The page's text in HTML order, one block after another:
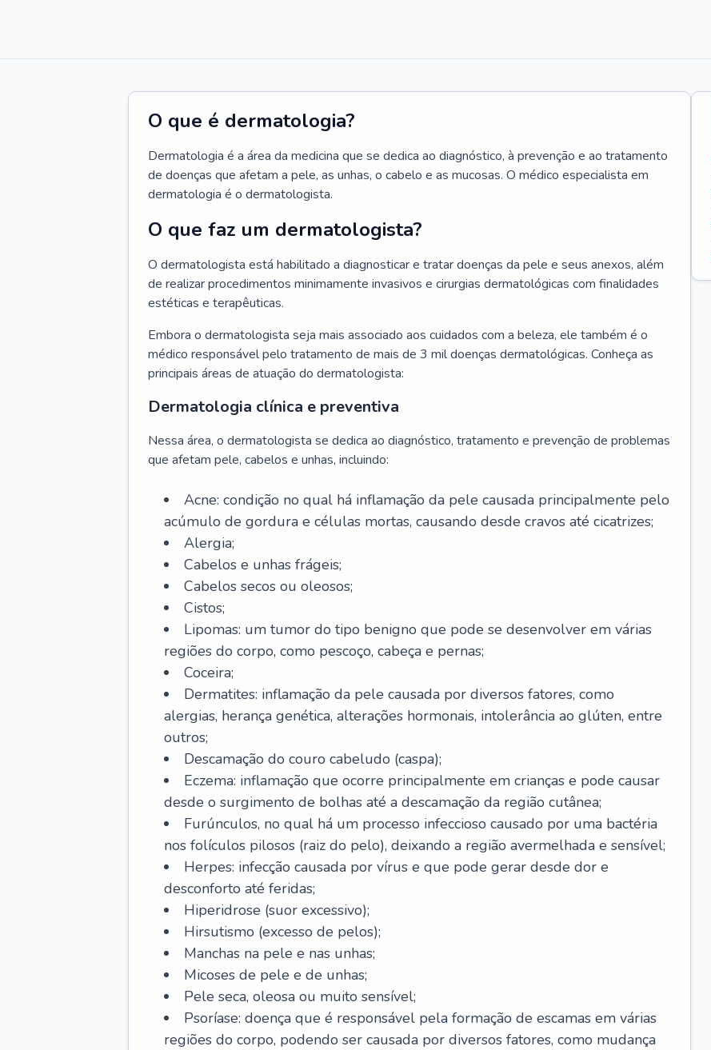
O que é dermatologia?
Dermatologia é a área da medicina que se dedica ao diagnóstico, à prevenção e ao tratamento
de doenças que afetam a pele, as unhas, o cabelo e as mucosas. O médico especialista em
dermatologia é o dermatologista.
O que faz um dermatologista?
O dermatologista está habilitado a diagnosticar e tratar doenças da pele e seus anexos, além
de realizar procedimentos minimamente invasivos e cirurgias dermatológicas com finalidades
estéticas e terapêuticas.
Embora o dermatologista seja mais associado aos cuidados com a beleza, ele também é o
médico responsável pelo tratamento de mais de 3 mil doenças dermatológicas. Conheça as
principais áreas de atuação do dermatologista:
Dermatologia clínica e preventiva
Nessa área, o dermatologista se dedica ao diagnóstico, tratamento e prevenção de problemas
que afetam pele, cabelos e unhas, incluindo:
Acne: condição no qual há inflamação da pele causada principalmente pelo
acúmulo de gordura e células mortas, causando desde cravos até cicatrizes;
Alergia;
Cabelos e unhas frágeis;
Cabelos secos ou oleosos;
Cistos;
Lipomas: um tumor do tipo benigno que pode se desenvolver em várias
regiões do corpo, como pescoço, cabeça e pernas;
Coceira;
Dermatites: inflamação da pele causada por diversos fatores, como
alergias, herança genética, alterações hormonais, intolerância ao glúten, entre
outros;
Descamação do couro cabeludo (caspa);
Eczema: inflamação que ocorre principalmente em crianças e pode causar
desde o surgimento de bolhas até a descamação da região cutânea;
Furúnculos, no qual há um processo infeccioso causado por uma bactéria
nos folículos pilosos (raiz do pelo), deixando a região avermelhada e sensível;
Herpes: infecção causada por vírus e que pode gerar desde dor e
desconforto até feridas;
Hiperidrose (suor excessivo);
Hirsutismo (excesso de pelos);
Manchas na pele e nas unhas;
Micoses de pele e de unhas;
Pele seca, oleosa ou muito sensível;
Psoríase: doença que é responsável pela formação de escamas em várias
regiões do corpo, podendo ser causada por diversos fatores, como mudança